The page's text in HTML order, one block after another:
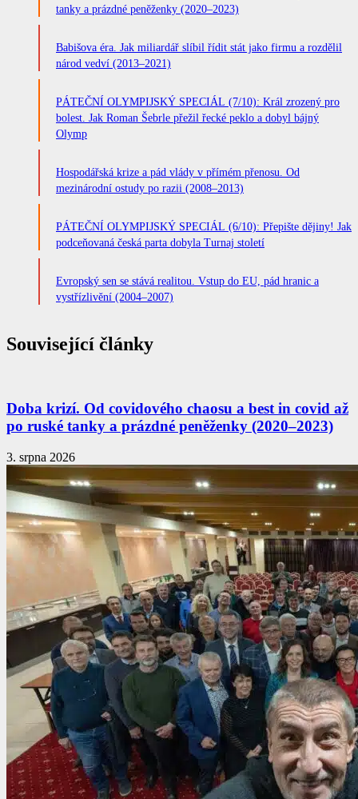
tanky a prázdné peněženky (2020–2023)
Babišova éra. Jak miliardář slíbil řídit stát jako firmu a rozdělil
národ vedví (2013–2021)
PÁTEČNÍ OLYMPIJSKÝ SPECIÁL (7/10): Král zrozený pro
bolest. Jak Roman Šebrle přežil řecké peklo a dobyl bájný
Olymp
Hospodářská krize a pád vlády v přímém přenosu. Od
mezinárodní ostudy po razii (2008–2013)
PÁTEČNÍ OLYMPIJSKÝ SPECIÁL (6/10): Přepište dějiny! Jak
podceňovaná česká parta dobyla Turnaj století
Evropský sen se stává realitou. Vstup do EU, pád hranic a
vystřízlivění (2004–2007)
Související články
Doba krizí. Od covidového chaosu a best in covid až
po ruské tanky a prázdné peněženky (2020–2023)
3. srpna 2026